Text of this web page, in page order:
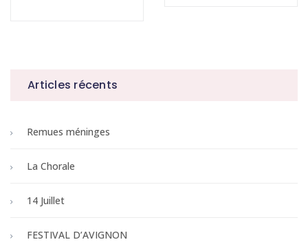
Articles récents
Remues méninges
La Chorale
14 Juillet
FESTIVAL D’AVIGNON